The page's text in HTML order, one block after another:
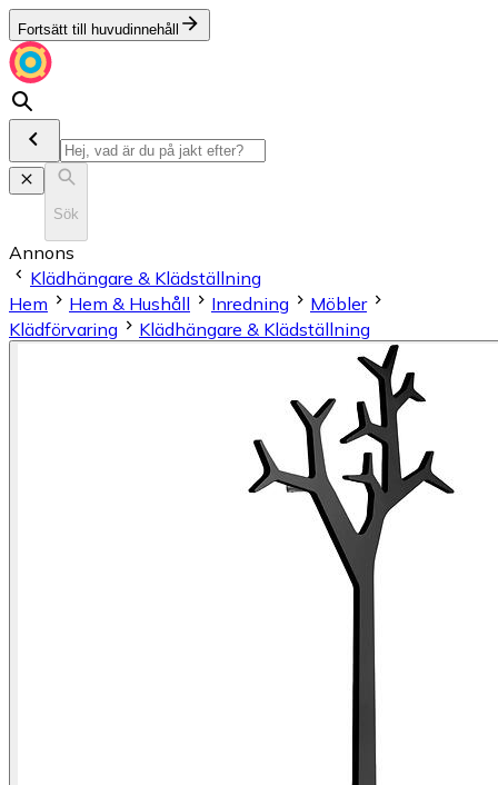
Fortsätt till huvudinnehåll
Sök
Annons
Klädhängare & Klädställning
Hem
Hem & Hushåll Inredning
Möbler
Klädförvaring
Klädhängare & Klädställning